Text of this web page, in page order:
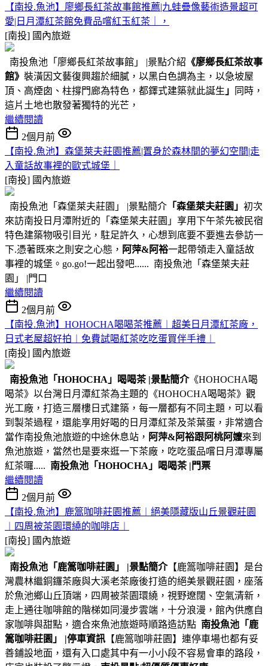
【南投.魚池】廖鄉長紅茶故事館推薦|九蛙疊像藝術造景超可
愛|日月潭紅茶館免費品嚐紅玉紅茶｜，
[南投] 國內旅遊
南投魚池「廖鄉長紅茶故事館」 |景點介紹 《廖鄉長紅茶故事
館》 裝潢因文藝復興趨於細膩，以黑白色調為主，以急坡屋
頂、高煙囱、柱撐門廊為特色，都鐸式建築就此誕生 」
同時，
這片土地也散發著獨特的光芒，
繼續閱讀
2個月前
【南投.魚池】森堡萊夫莊園推薦|置身於森林間的夢幻空間|走
入童話故事裡的歐式城堡｜
[南投] 國內旅遊
南投魚池「森堡萊夫莊園」 |景點簡介 「森堡萊夫莊園」 初次
來訪南投日月潭附近的「森堡萊夫莊園」享用下午茶先被民宿
特色建築物吸引目光，駐足許久，心想到底要不要進去參訪一
下.憑著既來之則安之心態， 阿萍&阿裕一起帶領走入童話故
事裡的城堡。go.go!一起出發吧...... 南投魚池「森堡萊夫莊
園」 |門口
繼續閱讀
2個月前
【南投.魚池】HOHOCHA喝喝茶推薦︱超美日月潭紅茶廠，
日式老屋超好拍︱免費試喝紅茶吃吃蛋買伴手禮︱
[南投] 國內旅遊
南投魚池 「HOHOCHA」喝喝茶 |景點簡介《HOHOCHA喝
喝茶》以台灣日月潭紅茶為主題的《HOHOCHA喝喝茶》觀
光工廠，打造三層樓日式建築，每一層都有不同主題，可以看
到製茶過程，還能享用好喝的日月潭紅茶及茶葉蛋，非常適合
當作南投魚池旅遊的中途休息站， 阿萍&阿裕跟阿桃阿嬤來到
魚池旅遊，當然也是要來逛一下茶廠，吃吃蛋品嚐日月潭專屬
紅茶囉..... 南投魚池 「HOHOCHA」喝喝茶 |門票
繼續閱讀
2個月前
【南投.魚池】鹿篙咖啡莊園推薦︱絕美隱藏版山丘景觀莊園
︱四周被茶園環繞的咖啡店︱
[南投] 國內旅遊
南投魚池 「鹿篙咖啡莊園」 |景點簡介【鹿篙咖啡莊園】是台
灣農林繼銅鑼茶廠與大溪老茶廠後打造的絕美景觀莊園，座落
於魚池鄉山丘頂端，四周被茶園環繞，視野遼闊、空氣清新，
走上通往咖啡館的階梯如同漫步雲端，十分浪漫，館內供應自
家咖啡與甜點，適合來魚池旅遊時順路造訪點 南投魚池 「鹿
篙咖啡莊園」
|停車資訊 【鹿篙咖啡莊園】連停車場也都有妥
善鋪設地面，還有入口處其中有一小小段不容易會車的路段，